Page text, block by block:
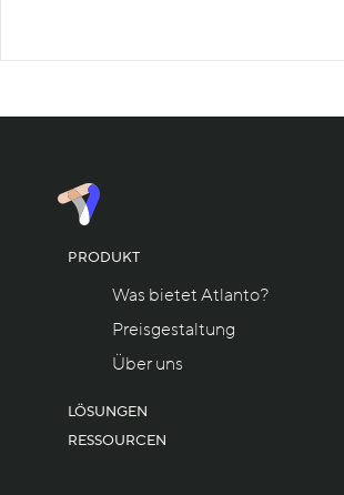
PRODUKT
Was bietet Atlanto?
Preisgestaltung
Über uns
LÖSUNGEN
RESSOURCEN